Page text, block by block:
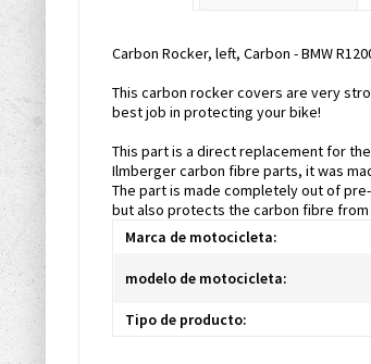
Carbon Rocker, left, Carbon - BMW
This carbon rocker covers are very
best job in protecting your bike!
This part is a direct replacement for
Ilmberger carbon fibre parts, it was
The part is made completely out of
but also protects the carbon fibre from
Marca de motocicleta:
modelo de motocicleta:
Tipo de producto: